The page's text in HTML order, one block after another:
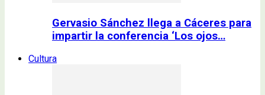
Gervasio Sánchez llega a Cáceres para
impartir la conferencia ‘Los ojos…
Cultura